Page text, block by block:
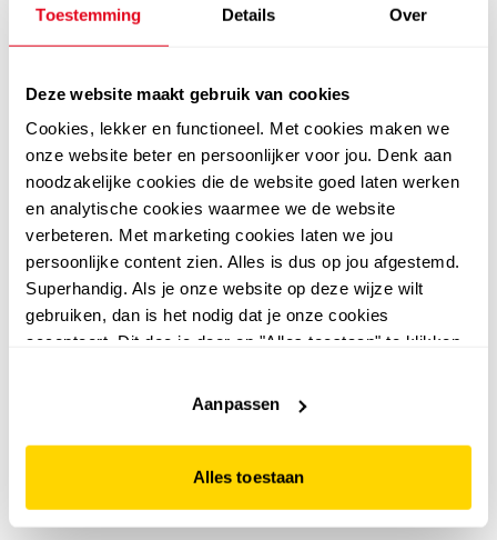
Toestemming Details Over
Deze website maakt gebruik van cookies
Cookies, lekker en functioneel. Met cookies maken we
onze website beter en persoonlijker voor jou. Denk aan
noodzakelijke cookies die de website goed laten werken
en analytische cookies waarmee we de website
verbeteren. Met marketing cookies laten we jou
persoonlijke content zien. Alles is dus op jou afgestemd.
Superhandig. Als je onze website op deze wijze wilt
gebruiken, dan is het nodig dat je onze cookies
accepteert. Dit doe je door op "Alles toestaan" te klikken.
website niet optimaal functioneert.
Aanpassen
Alles toestaan